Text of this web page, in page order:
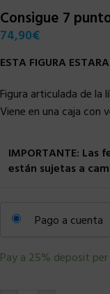
Consigue 7
74,90€
ESTA FIGURA
Figura articulada de la
Viene en una caja con
IMPORTANTE:
están sujetas a
Pago a cuenta
Pay a 25% deposit